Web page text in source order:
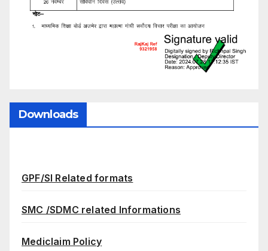
Downloads
GPF/SI Related formats
SMC /SDMC related Informations
Mediclaim Policy